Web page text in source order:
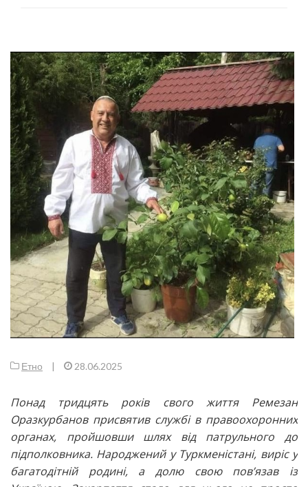
Етно | 28.06.2025
Понад тридцять років свого життя Ремезан
Оразкурбанов присвятив службі в правоохоронних
органах, пройшовши шлях від патрульного до
підполковника. Народжений у Туркменістані, виріс у
багатодітній родині, а долю свою пов’язав із